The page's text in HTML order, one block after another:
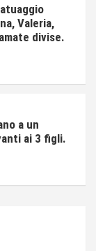
Valeria,
divise.
a un
ai 3 figli.